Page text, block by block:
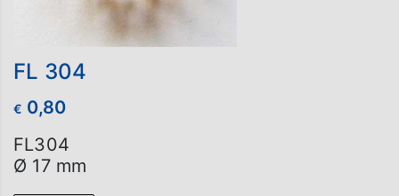
FL 304
€ 0,80
FL304
Ø 17 mm